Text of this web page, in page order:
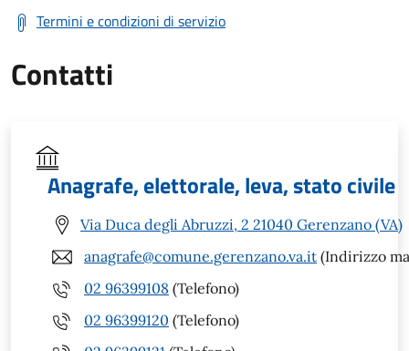
Termini e condizioni di servizio
Contatti
Anagrafe, elettorale, leva, stato civile
Via Duca degli Abruzzi, 2 21040 Gerenzano (VA)
anagrafe@comune.gerenzano.va.it (Indirizzo
02 96399108 (Telefono)
02 96399120 (Telefono)